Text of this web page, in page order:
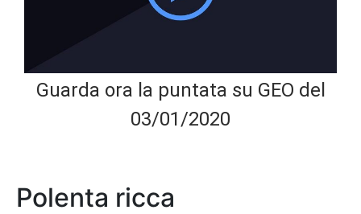
Guarda ora la puntata su GEO del
03/01/2020
Polenta ricca